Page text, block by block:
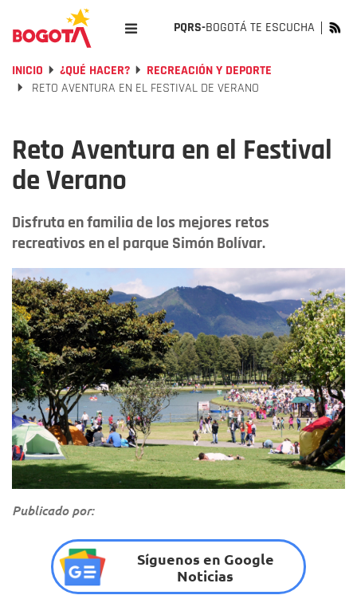
PQRS-BOGOTÁ TE ESCUCHA
INICIO ¿QUÉ HACER?
RECREACIÓN Y DEPORTE
RETO AVENTURA EN EL FESTIVAL DE VERANO
Reto Aventura en el Festival
de Verano
Disfruta en familia de los mejores retos
recreativos en el parque Simón Bolívar.
Publicado por:
Síguenos en Google
Noticias